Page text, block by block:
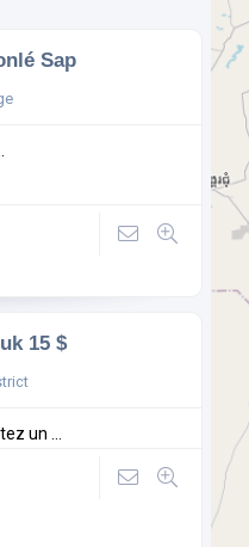
Sap
15 $
un ...